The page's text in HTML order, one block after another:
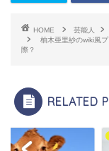
HOME 芸能人
柚木亜里紗のwiki風
際？
RELATED